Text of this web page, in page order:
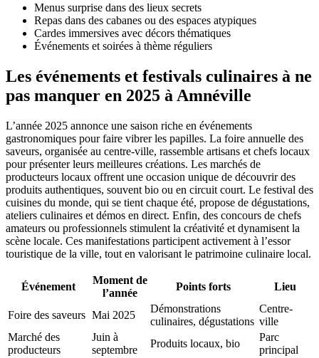
Menus surprise dans des lieux secrets
Repas dans des cabanes ou des espaces atypiques
Cardes immersives avec décors thématiques
Événements et soirées à thème réguliers
Les événements et festivals culinaires à ne
pas manquer en 2025 à Amnéville
L’année 2025 annonce une saison riche en événements
gastronomiques pour faire vibrer les papilles. La foire annuelle des
saveurs, organisée au centre-ville, rassemble artisans et chefs locaux
pour présenter leurs meilleures créations. Les marchés de
producteurs locaux offrent une occasion unique de découvrir des
produits authentiques, souvent bio ou en circuit court. Le festival des
cuisines du monde, qui se tient chaque été, propose de dégustations,
ateliers culinaires et démos en direct. Enfin, des concours de chefs
amateurs ou professionnels stimulent la créativité et dynamisent la
scène locale. Ces manifestations participent activement à l’essor
touristique de la ville, tout en valorisant le patrimoine culinaire local.
Événement
Moment de
l’année
Points forts Lieu
Foire des saveurs Mai 2025
Démonstrations
culinaires, dégustations
Centre-
ville
Marché des
producteurs
Juin à
septembre
Produits locaux, bio
Parc
principal